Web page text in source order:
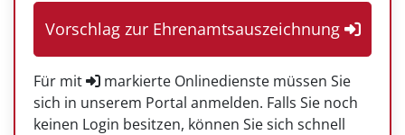
Vorschlag zur Ehrenamtsauszeichnung
Für mit
markierte Onlinedienste müssen Sie
sich in unserem Portal anmelden. Falls Sie noch
keinen Login besitzen, können Sie sich schnell